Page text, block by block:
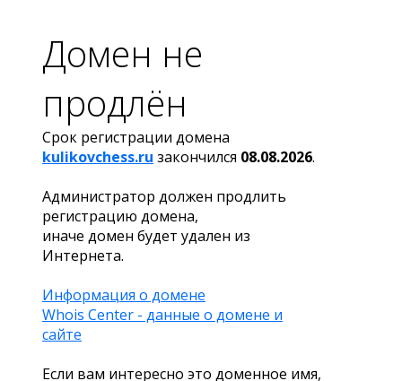
Домен не
продлён
Срок регистрации домена
kulikovchess.ru закончился 08.08.2026.
Администратор должен продлить
регистрацию домена,
иначе домен будет удален из
Интернета.
Информация о домене
Whois Center - данные о домене и
сайте
Если вам интересно это доменное имя,